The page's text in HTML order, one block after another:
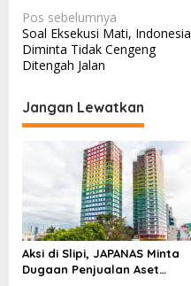
N
a
v
g
p
o
s
Pos sebelumnya
Soal Eksekusi Mati, Indonesia
Diminta Tidak Cengeng
Ditengah Jalan
Jangan Lewatkan
Aksi di Slipi, JAPANAS Minta
Dugaan Penjualan Aset